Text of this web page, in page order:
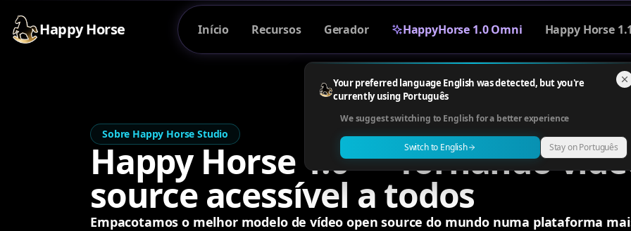
Happy Horse Início Recursos Gerador HappyHorse 1.0 Omni Happy Horse
Your preferred language English was detected, but you're
currently using Português
We suggest switching to English for a better experience
Switch to English Stay on Português
Sobre Happy Horse Studio
Happy Horse 1.0 — Tornando
source acessível a todos
Empacotamos o melhor modelo de vídeo open source do mundo numa plataforma